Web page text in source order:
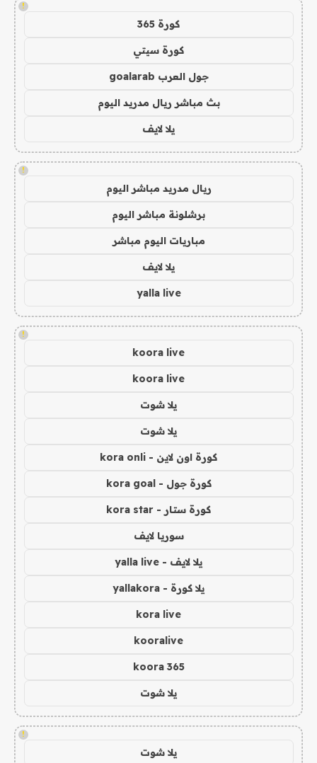
!
كورة 365
كورة سيتي
جول العرب goalarab
بث مباشر ريال مدريد اليوم
يلا لايف
!
ريال مدريد مباشر اليوم
برشلونة مباشر اليوم
مباريات اليوم مباشر
يلا لايف
yalla live
!
koora live
koora live
يلا شوت
يلا شوت
كورة اون لاين - kora onli
كورة جول - kora goal
كورة ستار - kora star
سوريا لايف
يلا لايف - yalla live
يلا كورة - yallakora
kora live
kooralive
koora 365
يلا شوت
!
يلا شوت